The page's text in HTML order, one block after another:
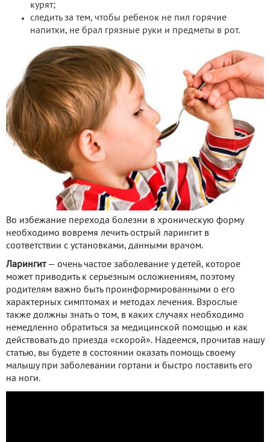
курят;
следить за тем, чтобы ребенок не пил горячие
напитки, не брал грязные руки и предметы в рот.
Во избежание перехода болезни в хроническую форму
необходимо вовремя лечить острый ларингит в
соответствии с установками, данными врачом.
Ларингит— очень частое заболевание у детей, которое
может приводить к серьезным осложнениям, поэтому
родителям важно быть проинформированными о его
характерных симптомах и методах лечения. Взрослые
также должны знать о том, в каких случаях необходимо
немедленно обратиться за медицинской помощью и как
действовать до приезда «скорой». Надеемся, прочитав нашу
статью, вы будете в состоянии оказать помощь своему
малышу при заболевании гортани и быстро поставить его
на ноги.